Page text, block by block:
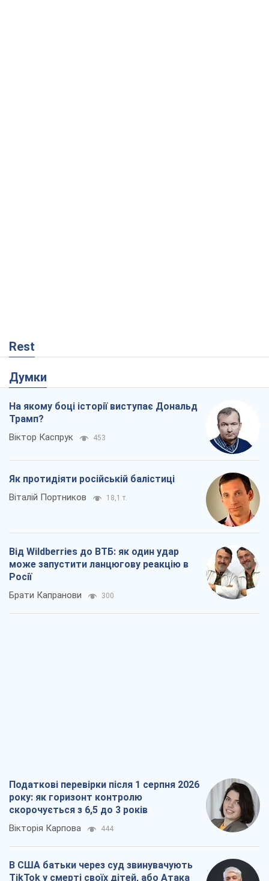
Rest
Думки
На якому боці історії виступає Дональд
Трамп?
Віктор Каспрук 453
Як протидіяти російській балістиці
Віталій Портников 18,1 т.
Від Wildberries до ВТБ: як один удар
може запустити ланцюгову реакцію в
Росії
Брати Капранови 300
Податкові перевірки після 1 серпня 2026
року: як горизонт контролю
скорочується з 6,5 до 3 років
Вікторія Карпова 444
В США батьки через суд звинувачують
TikTok у смерті своїх дітей, або Атака